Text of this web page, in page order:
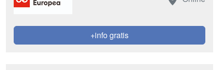
+info gratis